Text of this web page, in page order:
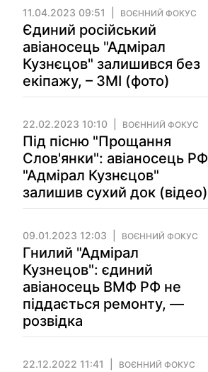
11.04.2023 09:51 ВОЄННИЙ ФОКУС
Єдиний російський
авіаносець "Адмірал
Кузнєцов" залишився без
екіпажу, – ЗМІ (фото)
22.02.2023 10:10 ВОЄННИЙ ФОКУС
Під пісню "Прощання
Слов'янки": авіаносець РФ
"Адмірал Кузнєцов"
залишив сухий док (відео)
09.01.2023 12:03 ВОЄННИЙ ФОКУС
Гнилий "Адмірал
Кузнецов": єдиний
авіаносець ВМФ РФ не
піддається ремонту, —
розвідка
22.12.2022 11:41 ВОЄННИЙ ФОКУС